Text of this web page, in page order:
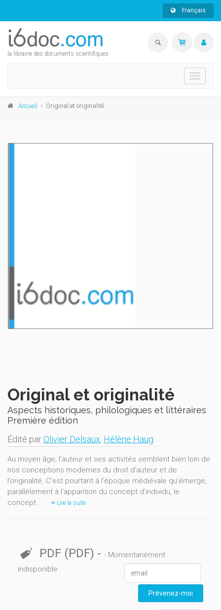
Français
la librairie des documents scientifiques
Toggle
Accueil Original et originalité
Original et originalité
Aspects historiques, philologiques et littéraires
Première édition
Édité parOlivier Delsaux, Hélène Haug
Au moyen âge, l'auteur et ses activités semblent bien loin de
nos conceptions modernes du droit d’auteur et de
l’originalité. C’est pourtant à l’époque médiévale qu’émerge,
parallèlement à l’apparition du concept d’individu, le
concept...
Lire la suite
PDF (PDF) - - Momentanément
indisponible
Prévenez-moi